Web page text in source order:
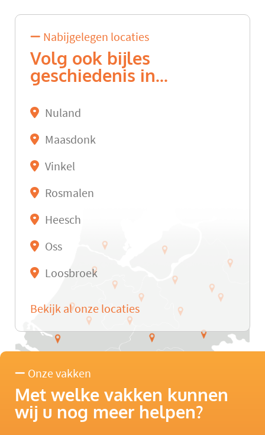
Nabijgelegen locaties
Volg ook bijles
geschiedenis in...
Nuland
Maasdonk
Vinkel
Rosmalen
Heesch
Oss
Loosbroek
Bekijk al onze locaties
Onze vakken
Met welke vakken kunnen
wij u nog meer helpen?